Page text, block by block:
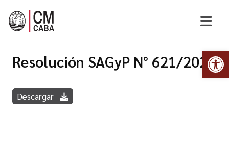
Resolución SAGyP N° 621/2024
Descargar